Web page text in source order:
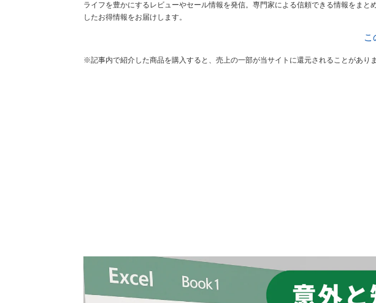
ライフを豊かにするレビューやセール情報を発信。専門家による信頼できる情報をまと
したお得情報をお届けします。
こ
※記事内で紹介した商品を購入すると、売上の一部が当サイトに還元されることがありま